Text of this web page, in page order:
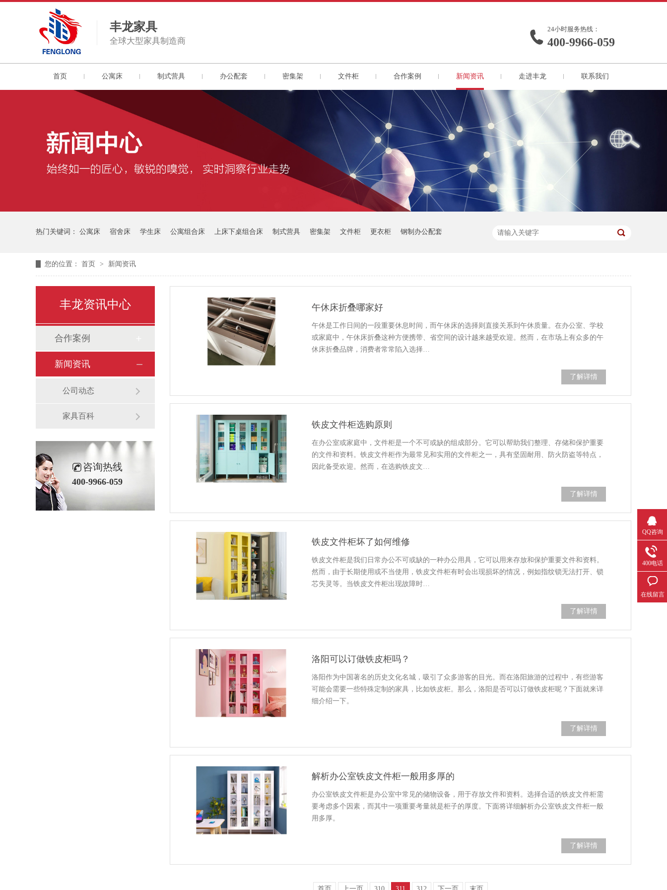
丰龙家具
全球大型家具制造商
24小时服务热线：
400-9966-059
首页 公寓床 制式营具 办公配套 密集架 文件柜 合作案例 新闻资讯 走进丰龙 联系我们
热门关键词： 公寓床 宿舍床 学生床 公寓组合床 上床下桌组合床 制式营具 密集架 文件柜 更衣柜 钢制办公配套
您的位置： 首页 > 新闻资讯
丰龙资讯中心
合作案例
新闻资讯
公司动态
家具百科
咨询热线
400-9966-059
午休床折叠哪家好
午休是工作日间的一段重要休息时间，而午休床的选择则直接关系到午休质量。在办公室、学校
或家庭中，午休床折叠这种方便携带、省空间的设计越来越受欢迎。然而，在市场上有众多的午
休床折叠品牌，消费者常常陷入选择…
了解详情
铁皮文件柜选购原则
在办公室或家庭中，文件柜是一个不可或缺的组成部分。它可以帮助我们整理、存储和保护重要
的文件和资料。铁皮文件柜作为最常见和实用的文件柜之一，具有坚固耐用、防火防盗等特点，
因此备受欢迎。然而，在选购铁皮文…
了解详情
铁皮文件柜坏了如何维修
铁皮文件柜是我们日常办公不可或缺的一种办公用具，它可以用来存放和保护重要文件和资料。
然而，由于长期使用或不当使用，铁皮文件柜有时会出现损坏的情况，例如指纹锁无法打开、锁
芯失灵等。当铁皮文件柜出现故障时…
了解详情
洛阳可以订做铁皮柜吗？
洛阳作为中国著名的历史文化名城，吸引了众多游客的目光。而在洛阳旅游的过程中，有些游客
可能会需要一些特殊定制的家具，比如铁皮柜。那么，洛阳是否可以订做铁皮柜呢？下面就来详
细介绍一下。
了解详情
解析办公室铁皮文件柜一般用多厚的
办公室铁皮文件柜是办公室中常见的储物设备，用于存放文件和资料。选择合适的铁皮文件柜需
要考虑多个因素，而其中一项重要考量就是柜子的厚度。下面将详细解析办公室铁皮文件柜一般
用多厚。
了解详情
QQ咨询
400电话
在线留言